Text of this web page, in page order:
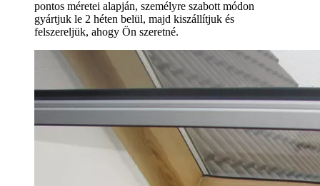
pontos méretei alapján, személyre szabott módon
gyártjuk le 2 héten belül, majd kiszállítjuk és
felszereljük, ahogy Ön szeretné.